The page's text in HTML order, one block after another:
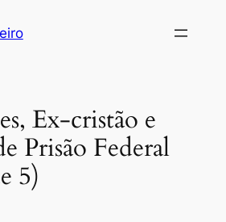
Ex-cristão e
Prisão Federal
5)